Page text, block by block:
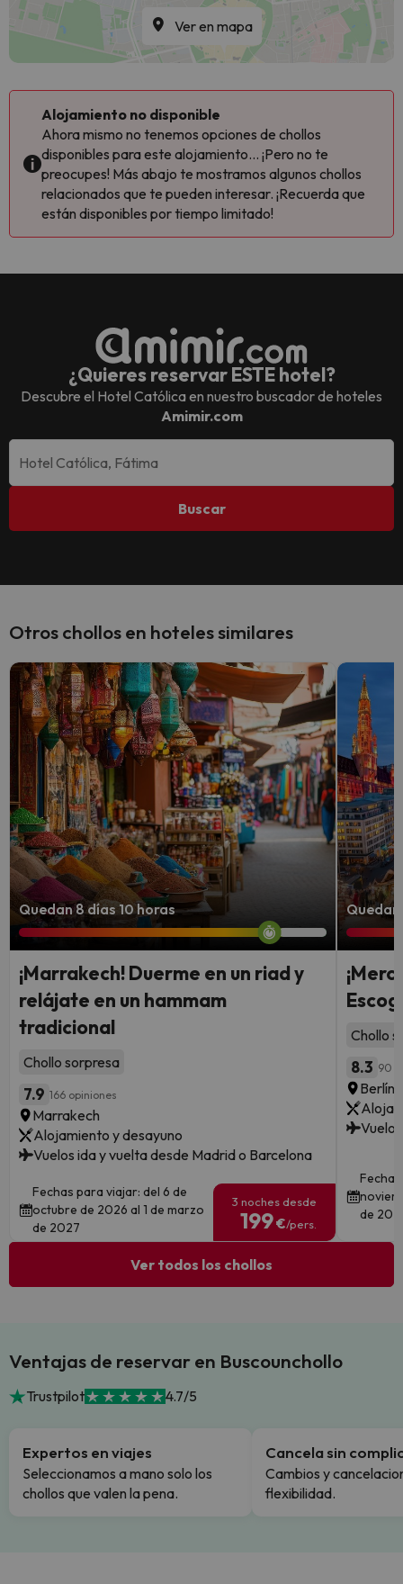
Ver en mapa
Alojamiento no disponible
Ahora mismo no tenemos opciones de chollos
disponibles para este alojamiento... ¡Pero no te
preocupes! Más abajo te mostramos algunos chollos
relacionados que te pueden interesar. ¡Recuerda que
están disponibles por tiempo limitado!
¿Quieres reservar ESTE hotel?
Descubre el Hotel Católicaen nuestro buscador de hoteles
Amimir.com
Buscar
Otros chollos en hoteles similares
Quedan 8 días 10 horas
¡Marrakech! Duerme en un riad y
relájate en un hammam
tradicional
Chollo sorpresa
7.9 166 opiniones
Marrakech
Alojamiento y desayuno
Vuelos ida y vuelta desde Madrid o Barcelona
Fechas para viajar: del 6 de
octubre de 2026 al 1 de marzo
de 2027
3 noches desde
199€/pers.
Quedan
Chollo
8.3 90
Berlín
de
Ver todos los chollos
Ventajas de reservar en Buscounchollo
Trustpilot 4.7/5
Expertos en viajes
Seleccionamos a mano solo los
chollos que valen la pena.
Cancela sin
Cambios y
flexibilidad.